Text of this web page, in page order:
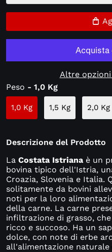
Altre
Peso - 1,0 Kg
1,0 Kg 1,5 Kg 2,0 Kg
Descrizione del Prodotto
La Costata Istriana è un
bovina tipico dell'Istria,
Croazia, Slovenia e Italia.
solitamente da bovini
noti per la loro
della carne. La carne
infiltrazione di grasso,
ricco e succoso. Ha un
dolce, con note di erbe
all'alimentazione naturale